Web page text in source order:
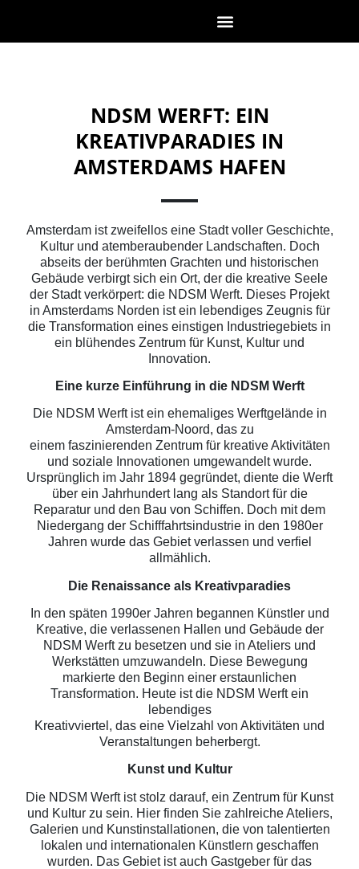
NDSM WERFT: EIN
KREATIVPARADIES IN
AMSTERDAMS HAFEN
Amsterdam ist zweifellos eine Stadt voller Geschichte,
Kultur und atemberaubender Landschaften. Doch
abseits der berühmten Grachten und historischen
Gebäude verbirgt sich ein Ort, der die kreative Seele
der Stadt verkörpert: die NDSM Werft. Dieses Projekt
in Amsterdams Norden ist ein lebendiges Zeugnis für
die Transformation eines einstigen Industriegebiets in
ein blühendes Zentrum für Kunst, Kultur und
Innovation.
Eine kurze Einführung in die NDSM Werft
Die NDSM Werft ist ein ehemaliges Werftgelände in
Amsterdam-Noord, das zu
einem faszinierenden Zentrum für kreative Aktivitäten
und soziale Innovationen umgewandelt wurde.
Ursprünglich im Jahr 1894 gegründet, diente die Werft
über ein Jahrhundert lang als Standort für die
Reparatur und den Bau von Schiffen. Doch mit dem
Niedergang der Schifffahrtsindustrie in den 1980er
Jahren wurde das Gebiet verlassen und verfiel
allmählich.
Die Renaissance als Kreativparadies
In den späten 1990er Jahren begannen Künstler und
Kreative, die verlassenen Hallen und Gebäude der
NDSM Werft zu besetzen und sie in Ateliers und
Werkstätten umzuwandeln. Diese Bewegung
markierte den Beginn einer erstaunlichen
Transformation. Heute ist die NDSM Werft ein
lebendiges
Kreativviertel, das eine Vielzahl von Aktivitäten und
Veranstaltungen beherbergt.
Kunst und Kultur
Die NDSM Werft ist stolz darauf, ein Zentrum für Kunst
und Kultur zu sein. Hier finden Sie zahlreiche Ateliers,
Galerien und Kunstinstallationen, die von talentierten
lokalen und internationalen Künstlern geschaffen
wurden. Das Gebiet ist auch Gastgeber für das